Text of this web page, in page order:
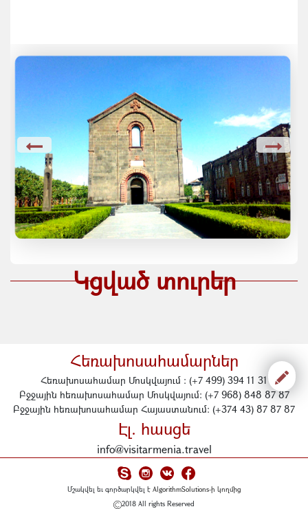
Կցված տուրեր
Հեռախոսահամարներ
Հեռախոսահամար Մոսկվայում : (+7 499) 394 11 31
Բջջային հեռախոսահամար Մոսկվայում: (+7 968) 848 87 87
Բջջային հեռախոսահամար Հայաստանում: (+374 43) 87 87 87
Էլ. հասցե
info@visitarmenia.travel
Մշակվել եւ գործարկվել է AlgorithmSolutions-ի կողմից
2018 All rights Reserved